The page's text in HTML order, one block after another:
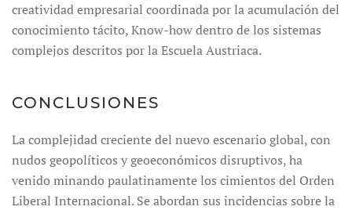
creatividad empresarial coordinada por la acumulación del
conocimiento tácito, Know-how dentro de los sistemas
complejos descritos por la Escuela Austriaca.
CONCLUSIONES
La complejidad creciente del nuevo escenario global, con
nudos geopolíticos y geoeconómicos disruptivos, ha
venido minando paulatinamente los cimientos del Orden
Liberal Internacional. Se abordan sus incidencias sobre la